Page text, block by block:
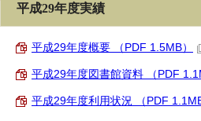
平成29年度実績
平成29年度概要 （PDF 1.5MB）
平成29年度図書館資料 （PDF
平成29年度利用状況 （PDF 1.1MB